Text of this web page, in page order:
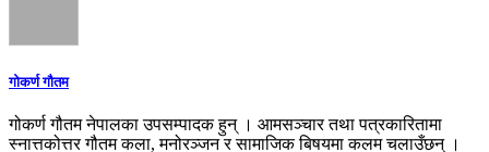
गोकर्ण गौतम
गोकर्ण गौतम नेपालका उपसम्पादक हुन् । आमसञ्चार तथा पत्रकारितामा
स्नात्तकोत्तर गौतम कला, मनोरञ्जन र सामाजिक बिषयमा कलम चलाउँछन् ।